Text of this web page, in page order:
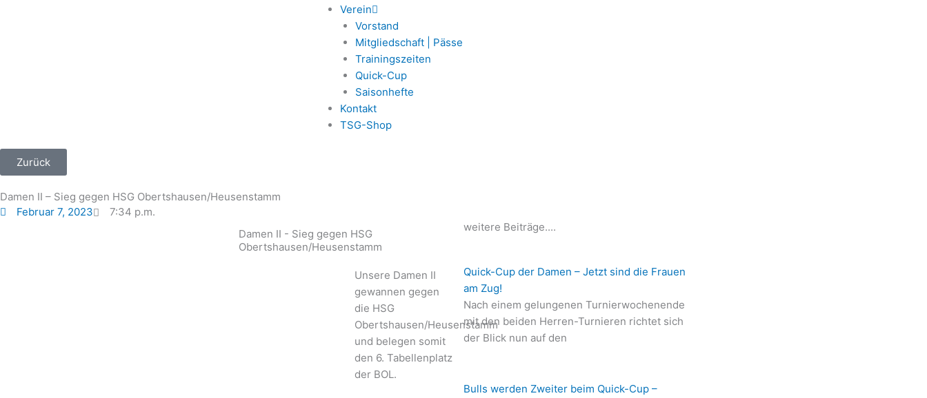
Verein
Vorstand
Mitgliedschaft | Pässe
Trainingszeiten
Quick-Cup
Saisonhefte
Kontakt
TSG-Shop
Zurück
Damen II – Sieg gegen HSG Obertshausen/Heusenstamm
Februar 7, 2023
7:34 p.m.
Damen II - Sieg gegen HSG
Obertshausen/Heusenstamm
Unsere Damen II
gewannen gegen
die HSG
Obertshausen/Heusenstamm
und belegen somit
den 6. Tabellenplatz
der BOL.
weitere Beiträge....
Quick-Cup der Damen – Jetzt sind die Frauen
am Zug!
Nach einem gelungenen Turnierwochenende
mit den beiden Herren-Turnieren richtet sich
der Blick nun auf den
Bulls werden Zweiter beim Quick-Cup –